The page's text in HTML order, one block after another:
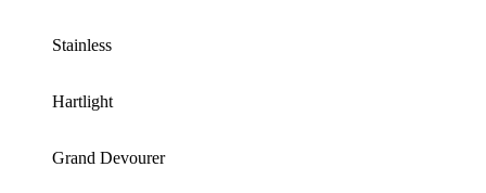
Stainless
Hartlight
Grand Devourer